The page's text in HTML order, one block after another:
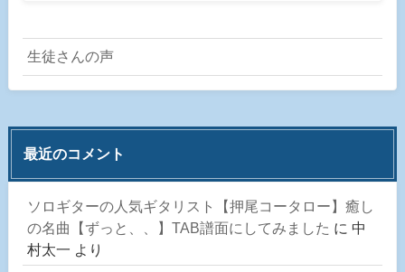
生徒さんの声
最近のコメント
ソロギターの人気ギタリスト【押尾コータロー】癒し
の名曲【ずっと、、】TAB譜面にしてみました に 中
村太一 より